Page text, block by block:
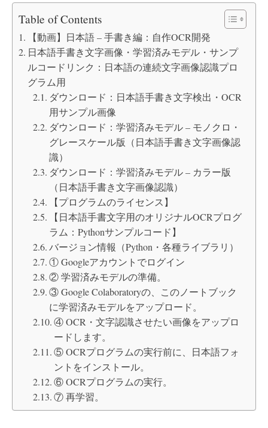
Table of Contents
【動画】日本語 – 手書き編：自作OCR開発
日本語手書き文字画像・学習済みモデル・サンプ
ルコードリンク：日本語の連続文字画像認識プロ
グラム用
ダウンロード：日本語手書き文字検出・OCR
用サンプル画像
ダウンロード：学習済みモデル – モノクロ・
グレースケール版（日本語手書き文字画像認
識）
ダウンロード：学習済みモデル – カラー版
（日本語手書き文字画像認識）
【プログラムのライセンス】
【日本語手書文字用のオリジナルOCRプログ
ラム：Pythonサンプルコード】
バージョン情報（Python・各種ライブラリ）
① Googleアカウントでログイン
② 学習済みモデルの準備。
③ Google Colaboratoryの、このノートブック
に学習済みモデルをアップロード。
④ OCR・文字認識させたい画像をアップロ
ードします。
⑤ OCRプログラムの実行前に、日本語フォ
ントをインストール。
⑥ OCRプログラムの実行。
⑦ 再学習。